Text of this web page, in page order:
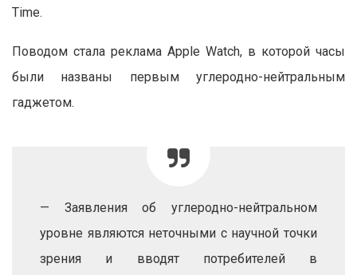
Time.
Поводом стала реклама Apple Watch, в которой часы
были названы первым углеродно-нейтральным
гаджетом.
— Заявления об углеродно-нейтральном
уровне являются неточными с научной точки
зрения и вводят потребителей в